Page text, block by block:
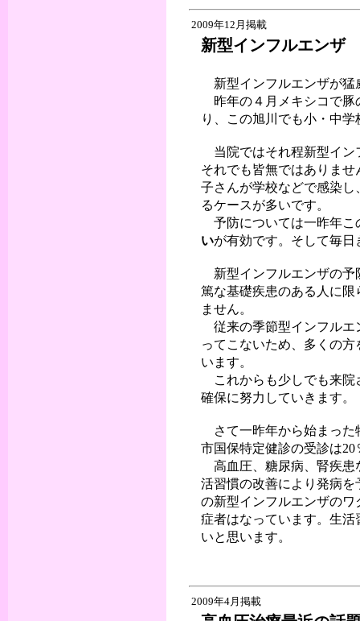
2009年12月掲載
新型インフルエンザ
新型インフルエンザが猛
昨年の４月メキシコで豚
り、この旭川でも小・中
当院ではそれ程新型イン
それでも皆無ではありま
子さんが学校などで感染
るケースが多いです。
予防については一昨年こ
いが有効です。そして毎
新型インフルエンザの予
篤な基礎疾患のある人に
ません。
従来の季節型インフルエ
ってこないため、多くの
います。
これからも少しでも来院
確保に努力していきます。
さて一昨年から始まった
市国保特定健診の受診は
高血圧、糖尿病、腎疾患
活習慣の改善により発病
の新型インフルエンザの
症者はなっています。生
いと思います。
2009年4月掲載